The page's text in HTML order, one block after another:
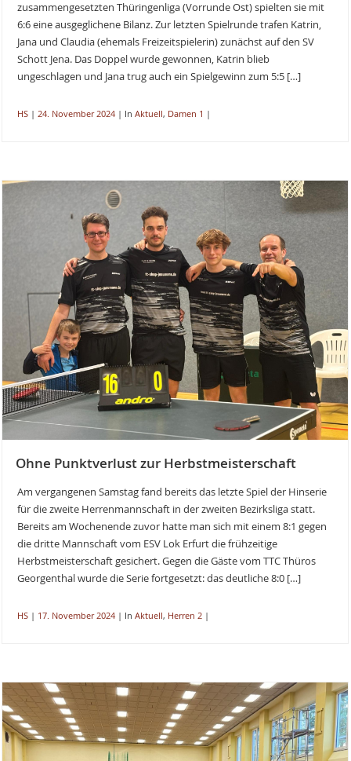
zusammengesetzten Thüringenliga (Vorrunde Ost) spielten sie mit
6:6 eine ausgeglichene Bilanz. Zur letzten Spielrunde trafen Katrin,
Jana und Claudia (ehemals Freizeitspielerin) zunächst auf den SV
Schott Jena. Das Doppel wurde gewonnen, Katrin blieb
ungeschlagen und Jana trug auch ein Spielgewinn zum 5:5 […]
HS| 24. November 2024| In Aktuell, Damen 1 |
Ohne Punktverlust zur Herbstmeisterschaft
Am vergangenen Samstag fand bereits das letzte Spiel der Hinserie
für die zweite Herrenmannschaft in der zweiten Bezirksliga statt.
Bereits am Wochenende zuvor hatte man sich mit einem 8:1 gegen
die dritte Mannschaft vom ESV Lok Erfurt die frühzeitige
Herbstmeisterschaft gesichert. Gegen die Gäste vom TTC Thüros
Georgenthal wurde die Serie fortgesetzt: das deutliche 8:0 […]
HS| 17. November 2024| In Aktuell, Herren 2|